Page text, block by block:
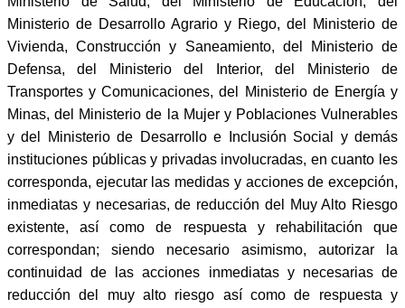
Ministerio de Desarrollo Agrario y Riego, del Ministerio de
Vivienda, Construcción y Saneamiento, del Ministerio de
Defensa, del Ministerio del Interior, del Ministerio de
Transportes y Comunicaciones, del Ministerio de Energía y
Minas, del Ministerio de la Mujer y Poblaciones Vulnerables
y del Ministerio de Desarrollo e Inclusión Social y demás
instituciones públicas y privadas involucradas, en cuanto les
corresponda, ejecutar las medidas y acciones de excepción,
inmediatas y necesarias, de reducción del Muy Alto Riesgo
existente, así como de respuesta y rehabilitación que
correspondan; siendo necesario asimismo, autorizar la
continuidad de las acciones inmediatas y necesarias de
reducción del muy alto riesgo así como de respuesta y